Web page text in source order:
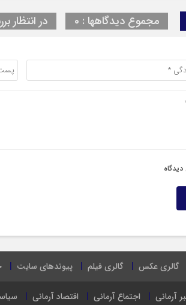
مجموع دیدگاهها : 0 در انتظار
دیدگاه
گالری عکس گالری فیلم پیوندهای سایت
آرمانی اجتماع آرمانی اقتصاد آرمانی